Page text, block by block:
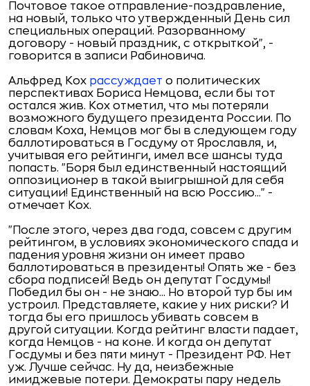
Почтовое такое отправление-поздравление,
на новый, только что утвержденный День сил
специальных операций. Разорванному
договору - новый праздник, с открыткой", -
говорится в записи Рабиновича.
Альфред Кох рассуждает о политических
перспективах Бориса Немцова, если бы тот
остался жив. Кох отметил, что мы потеряли
возможного будущего президента России. По
словам Коха, Немцов мог бы в следующем году
баллотироваться в Госдуму от Ярославля, и,
учитывая его рейтинги, имел все шансы туда
попасть. "Боря был единственный настоящий
оппозиционер в такой выигрышной для себя
ситуации! Единственный на всю Россию..." -
отмечает Кох.
"После этого, через два года, совсем с другим
рейтингом, в условиях экономического спада и
падения уровня жизни он имеет право
баллотироваться в президенты! Опять же - без
сбора подписей! Ведь он депутат Госдумы!
Победил бы он - не знаю... Но второй тур бы им
устроил. Представляете, какие у них риски? И
тогда бы его пришлось убивать совсем в
другой ситуации. Когда рейтинг власти падает,
когда Немцов - на коне. И когда он депутат
Госдумы и без пяти минут - Президент РФ. Нет
уж. Лучше сейчас. Ну да, неизбежные
имиджевые потери. Демократы пару недель